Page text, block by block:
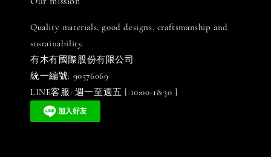
Quality materials, good designs, craftsmanship and
sustainability.
有木有國際股份有限公司
統一編號: 90576069
LINE客服: 週一至週五 [ 10:00-18:30 ]